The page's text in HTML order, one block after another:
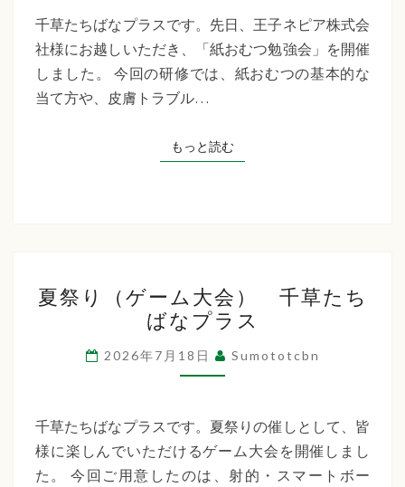
千
草
た
な
千草たちばなプラスです。先日、王子ネピア株式会
社様にお越しいただき、「紙おむつ勉強会」を開催
しました。 今回の研修では、紙おむつの基本的な
当て方や、皮膚トラブル…
もっと読むもっと読む
祭
り
（ゲ
ー
大
会）
千
夏祭り（ゲーム大会） 千草たち
ばなプラス
2026年7月18日 Sumototcbn
千草たちばなプラスです。夏祭りの催しとして、皆
様に楽しんでいただけるゲーム大会を開催しまし
た。 今回ご用意したのは、射的・スマートボー